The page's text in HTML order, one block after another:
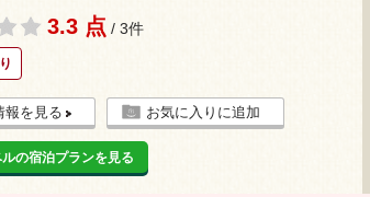
3.3 点 / 3件
報を見る お気に入りに追加
の宿泊プランを見る